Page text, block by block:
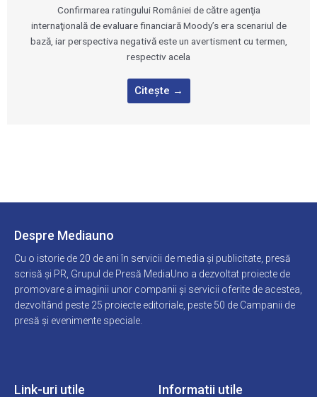
Confirmarea ratingului României de către agenţia
internaţională de evaluare financiară Moody’s era scenariul de
bază, iar perspectiva negativă este un avertisment cu termen,
respectiv acela
Citește →
Despre Mediauno
Cu o istorie de 20 de ani în servicii de media și publicitate, presă
scrisă și PR, Grupul de Presă MediaUno a dezvoltat proiecte de
promovare a imaginii unor companii și servicii oferite de acestea,
dezvoltând peste 25 proiecte editoriale, peste 50 de Campanii de
presă și evenimente speciale.
Link-uri utile Informatii utile